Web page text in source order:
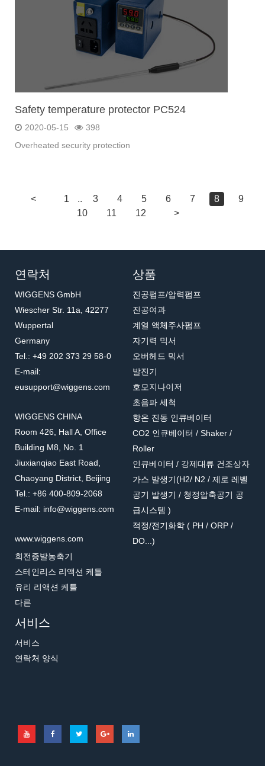
Safety temperature protector PC524
2020-05-15
398
Overheated security protection
< 1 .. 3 4 5 6 7 8
9
10
11 12 >
연락처
WIGGENS GmbH
Wiescher Str. 11a, 42277
Wuppertal
Germany
Tel.: +49 202 373 29 58-0
E-mail:
eusupport@wiggens.com
WIGGENS CHINA
Room 426, Hall A, Office
Building M8, No. 1
Jiuxianqiao East Road,
Chaoyang District, Beijing
Tel.: +86 400-809-2068
E-mail: info@wiggens.com
www.wiggens.com
상품
진공펌프/압력펌프
진공여과
계열 액체주사펌프
자기력 믹서
오버헤드 믹서
발진기
호모지나이저
초음파 세척
항온 진동 인큐베이터
CO2 인큐베이터 / Shaker /
Roller
인큐베이터 / 강제대류 건조상자
가스 발생기(H2/ N2 / 제로 레벨
공기 발생기 / 청정압축공기 공
급시스템 )
적정/전기화학 ( PH / ORP /
DO...)
회전증발농축기
스테인리스 리액션 케틀
유리 리액션 케틀
다른
서비스
서비스
연락처 양식